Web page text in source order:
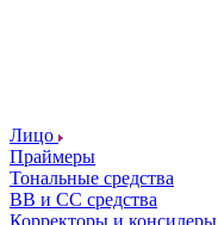
Лицо
Праймеры
Тональные средства
ВВ и СС средства